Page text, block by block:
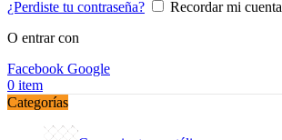
¿Perdiste tu contraseña?
Recordar mi cuenta
O entrar con
Facebook Google
0 item
Categorías